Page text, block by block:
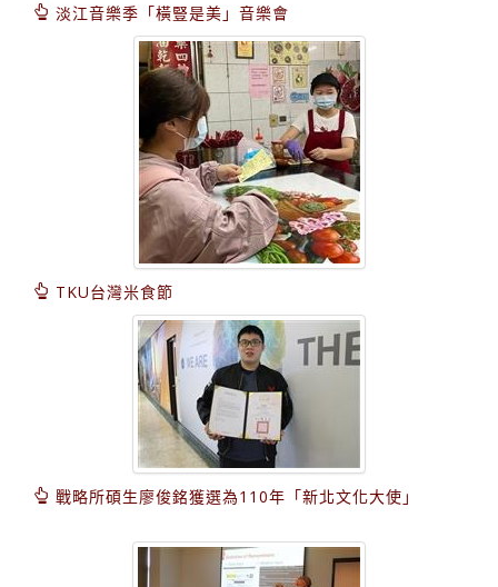
淡江音樂季「橫豎是美」音樂會
TKU台灣米食節
戰略所碩生廖俊銘獲選為110年「新北文化大使」